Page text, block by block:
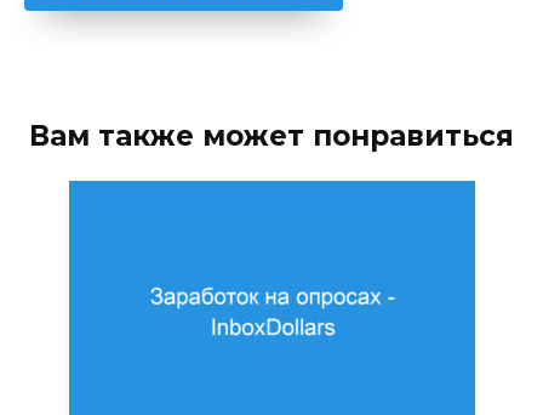
Вам также может понравиться